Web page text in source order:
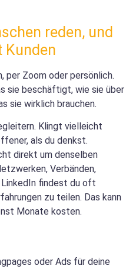
reden, und
Kunden
per Zoom oder persönlich.
sie beschäftigt, wie sie über
sie wirklich brauchen.
Klingt vielleicht
als du denkst.
direkt um denselben
Verbänden,
findest du oft
zu teilen. Das kann
Monate kosten.
oder Ads für deine